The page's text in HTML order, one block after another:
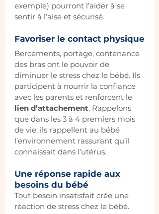
exemple) pourront l’aider à se
sentir à l’aise et sécurisé.
Favoriser le contact physique
Bercements, portage, contenance
des bras ont le pouvoir de
diminuer le stress chez le bébé. Ils
participent à nourrir la confiance
avec les parents et renforcent le
lien d’attachement. Rappelons
que dans les 3 à 4 premiers mois
de vie, ils rappellent au bébé
l’environnement rassurant qu’il
connaissait dans l’utérus.
Une réponse rapide aux
besoins du bébé
Tout besoin insatisfait crée une
réaction de stress chez le bébé.